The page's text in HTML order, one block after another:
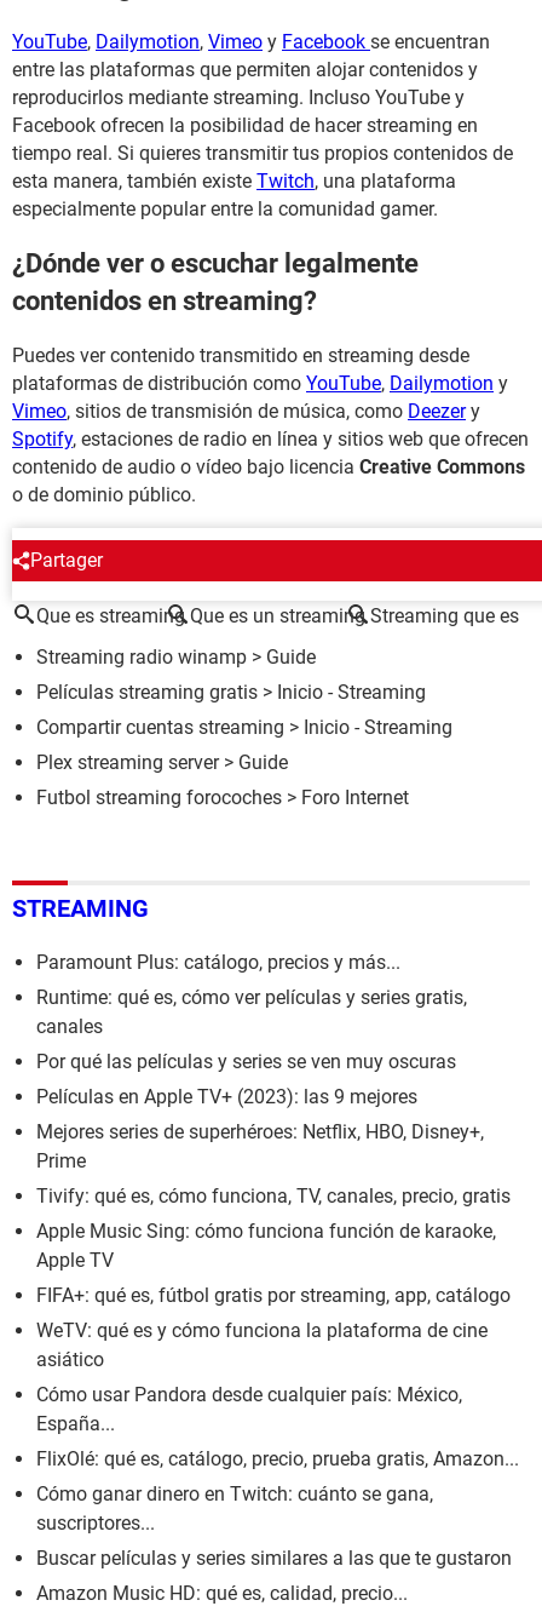
YouTube, Dailymotion, Vimeo y Facebook se encuentran
entre las plataformas que permiten alojar contenidos y
reproducirlos mediante streaming. Incluso YouTube y
Facebook ofrecen la posibilidad de hacer streaming en
tiempo real. Si quieres transmitir tus propios contenidos de
esta manera, también existe Twitch, una plataforma
especialmente popular entre la comunidad gamer.
¿Dónde ver o escuchar legalmente
contenidos en streaming?
Puedes ver contenido transmitido en streaming desde
plataformas de distribución como YouTube, Dailymotion y
Vimeo, sitios de transmisión de música, como Deezery
Spotify, estaciones de radio en línea y sitios web que ofrecen
contenido de audio o vídeo bajo licencia Creative Commons
o de dominio público.
Partager
ALREDEDOR DEL MISMO TEMA
Que es streaming Que es un streaming Streaming que es
Streaming radio winamp > Guide
Películas streaming gratis > Inicio - Streaming
Compartir cuentas streaming > Inicio - Streaming
Plex streaming server> Guide
Futbol streaming forocoches > Foro Internet
STREAMING
Paramount Plus: catálogo, precios y más...
Runtime: qué es, cómo ver películas y series gratis,
canales
Por qué las películas y series se ven muy oscuras
Películas en Apple TV+ (2023): las 9 mejores
Mejores series de superhéroes: Netflix, HBO, Disney+,
Prime
Tivify: qué es, cómo funciona, TV, canales, precio, gratis
Apple Music Sing: cómo funciona función de karaoke,
Apple TV
FIFA+: qué es, fútbol gratis por streaming, app, catálogo
WeTV: qué es y cómo funciona la plataforma de cine
asiático
Cómo usar Pandora desde cualquier país: México,
España...
FlixOlé: qué es, catálogo, precio, prueba gratis, Amazon...
Cómo ganar dinero en Twitch: cuánto se gana,
suscriptores...
Buscar películas y series similares a las que te gustaron
Amazon Music HD: qué es, calidad, precio...